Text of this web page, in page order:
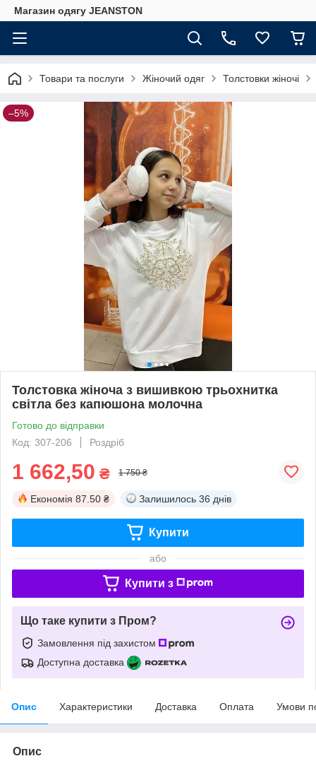
Магазин одягу JEANSTON
Товари та послуги Жіночий одяг Толстовки жіночі
–5%
Толстовка жіноча з вишивкою трьохнитка
світла без капюшона молочна
Готово до відправки
Код: 307-206
Роздріб
1 662,50 ₴ 1 750 ₴
Економія 87.50 ₴ Залишилось 36 днів
Купити
або
Купити з
Що таке купити з Пром?
Замовлення під захистом
Доступна доставка
Опис Характеристики Доставка Оплата Умови
Опис